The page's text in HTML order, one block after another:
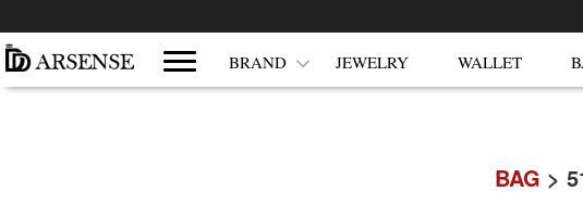
쇼핑몰 카테고리 BRAND JEWELRY WALLET
BAG >